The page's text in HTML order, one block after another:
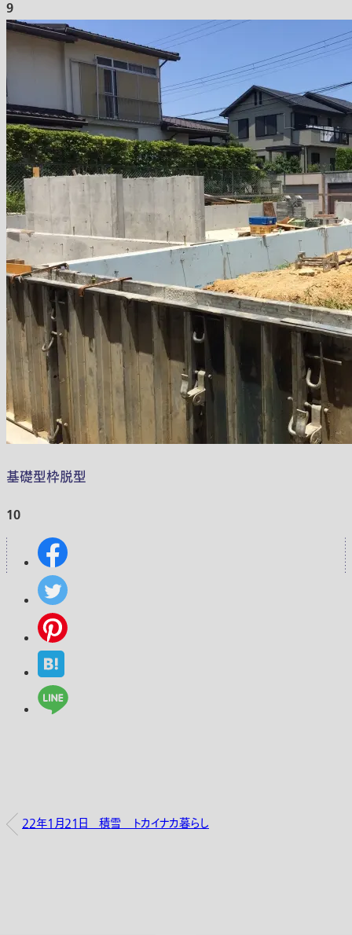
9
基礎型枠脱型
10
22年1月21日 積雪 _ トカイナカ暮らし